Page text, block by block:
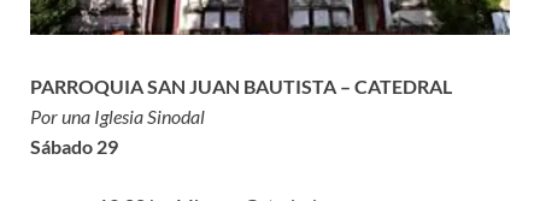
PARROQUIA SAN JUAN BAUTISTA – CATEDRAL
Por una Iglesia Sinodal
Sábado 29